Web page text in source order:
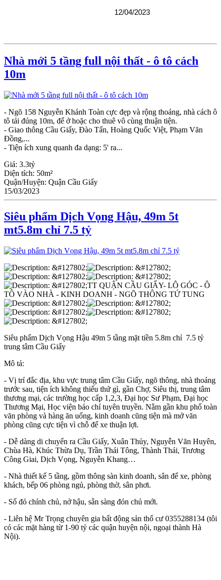
12/04/2023
Nhà mới 5 tầng full nội thất - ô tô cách
10m
- Ngõ 158 Nguyễn Khánh Toàn cực đẹp và rộng thoáng, nhà cách ô
tô tải đúng 10m, để ở hoặc cho thuê vô cùng thuận tiện.
- Giao thông Cầu Giấy, Đào Tấn, Hoàng Quốc Việt, Phạm Văn
Đồng,...
- Tiện ích xung quanh đa dạng: 5' ra...
Giá: 3.3tỷ
Diện tích: 50m²
Quận/Huyện: Quận Cầu Giấy
15/03/2023
Siêu phẩm Dịch Vọng Hậu, 49m 5t
mt5.8m chỉ 7.5 tỷ
TT QUẬN CẦU GIẤY- LÔ GÓC - Ô
TÔ VÀO NHÀ - KINH DOANH - NGÕ THÔNG TỨ TUNG
Siêu phẩm Dịch Vọng Hậu 49m 5 tầng mặt tiền 5.8m chỉ 7.5 tỷ
trung tâm Cầu Giấy
Mô tả:
- Vị trí đắc địa, khu vực trung tâm Cầu Giấy, ngõ thông, nhà thoáng
trước sau, tiện ích không thiếu thứ gì, gần Chợ, Siêu thị, trung tâm
thương mại, các trường học cấp 1,2,3, Đại học Sư Phạm, Đại học
Thương Mại, Học viện báo chí tuyên truyền. Nằm gần khu phố toàn
văn phòng và hàng ăn uống, kinh doanh cũng tiện mà mở văn
phòng cũng cực tiện vì chỗ để xe thuận lợi.
- Dễ dàng di chuyển ra Cầu Giấy, Xuân Thủy, Nguyễn Văn Huyên,
Chùa Hà, Khúc Thừa Dụ, Trần Thái Tông, Thành Thái, Trương
Công Giai, Dịch Vọng, Nguyễn Khang…
- Nhà thiết kế 5 tầng, gồm thông sàn kinh doanh, sân để xe, phòng
khách, bếp 06 phòng ngủ, phòng thờ, sân phơi.
- Sổ đỏ chính chủ, nở hậu, sẵn sàng đón chủ mới.
- Liên hệ Mr Trọng chuyên gia bất động sản thổ cư 0355288134 (tôi
có các mặt hàng từ 1-90 tỷ các quận huyện nội, ngoại thành Hà
Nội).